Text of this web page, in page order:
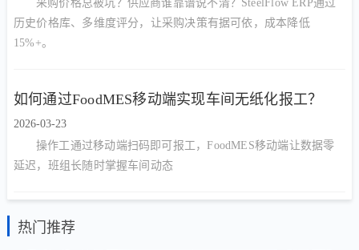
采购价格总被坑？供应商谁靠谱说不清？SteelFlow ERP通过
历史价格库、多维度评分，让采购决策有据可依，成本降低
15%+。
如何通过FoodMES移动端实现车间无纸化报工？
2026-03-23
操作工通过移动端扫码即可报工，FoodMES移动端让数据零
延迟，班组长随时掌握车间动态
热门推荐